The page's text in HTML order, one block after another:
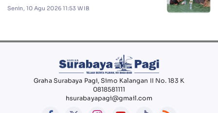
Senin, 10 Agu 2026 11:53 WIB
Graha Surabaya Pagi, Simo Kalangan II No. 183 K
0818581111
hsurabayapagi@gmail.com